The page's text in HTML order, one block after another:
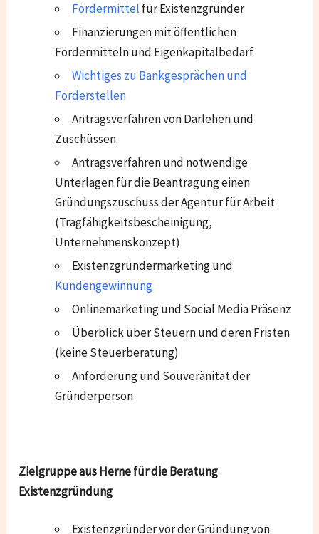
Fördermittel für Existenzgründer
Finanzierungen mit öffentlichen
Fördermitteln und Eigenkapitalbedarf
Wichtiges zu Bankgesprächen und
Förderstellen
Antragsverfahren von Darlehen und
Zuschüssen
Antragsverfahren und notwendige
Unterlagen für die Beantragung einen
Gründungszuschuss der Agentur für Arbeit
(Tragfähigkeitsbescheinigung,
Unternehmenskonzept)
Existenzgründermarketing und
Kundengewinnung
Onlinemarketing und Social Media Präsenz
Überblick über Steuern und deren Fristen
(keine Steuerberatung)
Anforderung und Souveränität der
Gründerperson
Zielgruppe aus Herne für die Beratung
Existenzgründung
Existenzgründer vor der Gründung von